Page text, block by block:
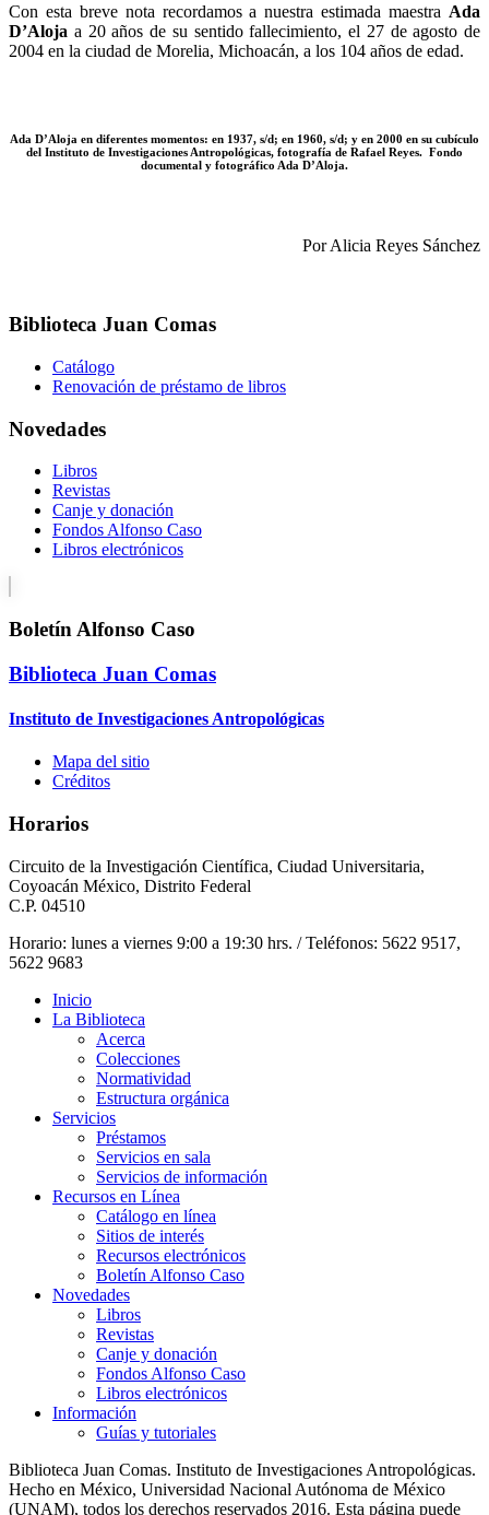
Con esta breve nota recordamos a nuestra estimada maestra Ada
D’Aloja a 20 años de su sentido fallecimiento, el 27 de agosto de
2004 en la ciudad de Morelia, Michoacán, a los 104 años de edad.
Ada D’Aloja en diferentes momentos: en 1937, s/d; en 1960, s/d; y en 2000 en su cubículo
del Instituto de Investigaciones Antropológicas, fotografía de Rafael Reyes. Fondo
documental y fotográfico Ada D’Aloja.
Por Alicia Reyes Sánchez
Biblioteca Juan Comas
Catálogo
Renovación de préstamo de libros
Novedades
Libros
Revistas
Canje y donación
Fondos Alfonso Caso
Libros electrónicos
Boletín Alfonso Caso
Biblioteca Juan Comas
Instituto de Investigaciones Antropológicas
Mapa del sitio
Créditos
Horarios
Circuito de la Investigación Científica, Ciudad Universitaria,
Coyoacán México, Distrito Federal
C.P. 04510
Horario: lunes a viernes 9:00 a 19:30 hrs. / Teléfonos: 5622 9517,
5622 9683
Inicio
La Biblioteca
Acerca
Colecciones
Normatividad
Estructura orgánica
Servicios
Préstamos
Servicios en sala
Servicios de información
Recursos en Línea
Catálogo en línea
Sitios de interés
Recursos electrónicos
Boletín Alfonso Caso
Novedades
Libros
Revistas
Canje y donación
Fondos Alfonso Caso
Libros electrónicos
Información
Guías y tutoriales
Biblioteca Juan Comas. Instituto de Investigaciones Antropológicas.
Hecho en México, Universidad Nacional Autónoma de México
(UNAM), todos los derechos reservados 2016. Esta página puede